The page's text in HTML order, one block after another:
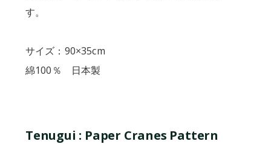
す。
サイズ：90×35cm
綿100％ 日本製
Tenugui : Paper Cranes Pattern